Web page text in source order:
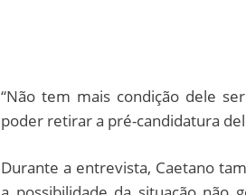
“Não tem mais condição dele
poder retirar a pré-candidatura
Durante a entrevista, Caetano